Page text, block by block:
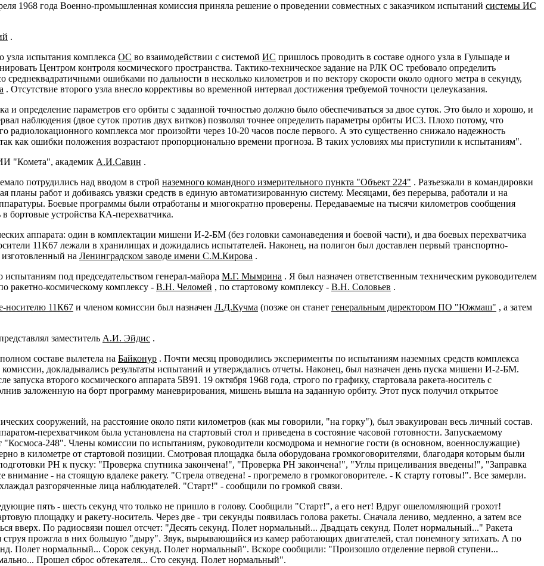
1968 года Военно-промышленная комиссия приняла решение о проведении совместных с заказчиком испытаний системы ИС
.
узла испытания комплекса ОС во взаимодействии с системой ИС пришлось проводить в составе одного узла в Гульшаде и
Центром контроля космического пространства. Тактико-техническое задание на РЛК ОС требовало определить
среднеквадратичными ошибками по дальности в несколько километров и по вектору скорости около одного метра в секунду,
. Отсутствие второго узла внесло коррективы во временной интервал достижения требуемой точности целеуказания.
и определение параметров его орбиты с заданной точностью должно было обеспечиваться за двое суток. Это было и хорошо, и
наблюдения (двое суток против двух витков) позволял точнее определить параметры орбиты ИСЗ. Плохо потому, что
радиолокационного комплекса мог произойти через 10-20 часов после первого. А это существенно снижало надежность
как ошибки положения возрастают пропорционально времени прогноза. В таких условиях мы приступили к испытаниям".
"Комета", академик А.И.Савин .
потрудились над вводом в строй наземного командного измерительного пункта "Объект 224" . Разъезжали в командировки
планы работ и добиваясь увязки средств в единую автоматизированную систему. Месяцами, без перерыва, работали и на
Боевые программы были отработаны и многократно проверены. Передаваемые на тысячи километров сообщения
бортовые устройства КА-перехватчика.
аппарата: один в комплектации мишени И-2-БМ (без головки самонаведения и боевой части), и два боевых перехватчика
11К67 лежали в хранилищах и дожидались испытателей. Наконец, на полигон был доставлен первый транспортно-
на Ленинградском заводе имени С.М.Кирова .
испытаниям под председательством генерал-майора М.Г. Мымрина . Я был назначен ответственным техническим руководителем
ракетно-космическому комплексу - В.Н. Челомей , по стартовому комплексу - В.Н. Соловьев .
носителю 11К67 и членом комиссии был назначен Л.Д.Кучма (позже он станет генеральным директором ПО "Южмаш" , а затем
заместитель А.И. Эйдис .
составе вылетела на Байконур . Почти месяц проводились эксперименты по испытаниям наземных средств комплекса
докладывались результаты испытаний и утверждались отчеты. Наконец, был назначен день пуска мишени И-2-БМ.
запуска второго космического аппарата 5В91. 19 октября 1968 года, строго по графику, стартовала ракета-носитель с
заложенную на борт программу маневрирования, мишень вышла на заданную орбиту. Этот пуск получил открытое
сооружений, на расстояние около пяти километров (как мы говорили, "на горку"), был эвакуирован весь личный состав.
перехватчиком была установлена на стартовый стол и приведена в состояние часовой готовности. Запускаемому
"Космоса-248". Члены комиссии по испытаниям, руководители космодрома и немногие гости (в основном, военнослужащие)
в километре от стартовой позиции. Смотровая площадка была оборудована громкоговорителями, благодаря которым были
РН к пуску: "Проверка спутника закончена!", "Проверка РН закончена!", "Углы прицеливания введены!", "Заправка
внимание - на стоящую вдалеке ракету. "Стрела отведена! - прогремело в громкоговорителе. - К старту готовы!". Все замерли.
разгоряченные лица наблюдателей. "Старт!" - сообщили по громкой связи.
пять - шесть секунд что только не пришло в голову. Сообщили "Старт!", а его нет! Вдруг ошеломляющий грохот!
площадку и ракету-носитель. Через две - три секунды появилась голова ракеты. Сначала лениво, медленно, а затем все
вверх. По радиосвязи пошел отсчет: "Десять секунд. Полет нормальный... Двадцать секунд. Полет нормальный..." Ракета
струя прожгла в них большую "дыру". Звук, вырывающийся из камер работающих двигателей, стал понемногу затихать. А по
Полет нормальный... Сорок секунд. Полет нормальный". Вскоре сообщили: "Произошло отделение первой ступени...
Прошел сброс обтекателя... Сто секунд. Полет нормальный".